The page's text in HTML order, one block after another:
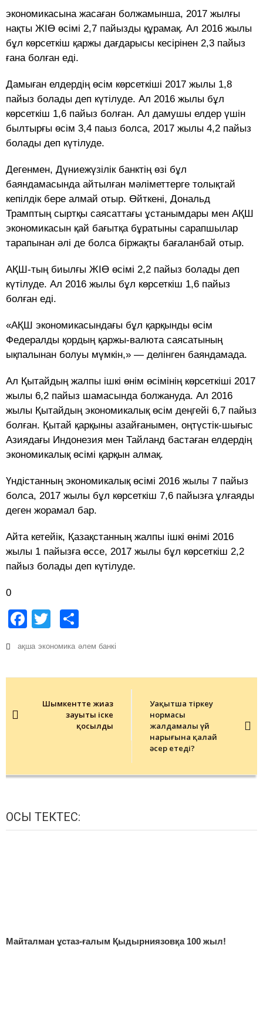
экономикасына жасаған болжамынша, 2017 жылғы
нақты ЖІӨ өсімі 2,7 пайызды құрамақ. Ал 2016 жылы
бұл көрсеткіш қаржы дағдарысы кесірінен 2,3 пайыз
ғана болған еді.
Дамыған елдердің өсім көрсеткіші 2017 жылы 1,8
пайыз болады деп күтілуде. Ал 2016 жылы бұл
көрсеткіш 1,6 пайыз болған. Ал дамушы елдер үшін
былтырғы өсім 3,4 паыз болса, 2017 жылы 4,2 пайыз
болады деп күтілуде.
Дегенмен, Дүниежүзілік банктің өзі бұл
баяндамасында айтылған мәліметтерге толықтай
кепілдік бере алмай отыр. Өйткені, Дональд
Трамптың сыртқы саясаттағы ұстанымдары мен АҚШ
экономикасын қай бағытқа бұратыны сарапшылар
тарапынан әлі де болса біржақты бағаланбай отыр.
АҚШ-тың биылғы ЖІӨ өсімі 2,2 пайыз болады деп
күтілуде. Ал 2016 жылы бұл көрсеткіш 1,6 пайыз
болған еді.
«АҚШ экономикасындағы бұл қарқынды өсім
Федералды қордың қаржы-валюта саясатының
ықпалынан болуы мүмкін,» — делінген баяндамада.
Ал Қытайдың жалпы ішкі өнім өсімінің көрсеткіші 2017
жылы 6,2 пайыз шамасында болжануда. Ал 2016
жылы Қытайдың экономикалық өсім деңгейі 6,7 пайыз
болған. Қытай қарқыны азайғанымен, оңтүстік-шығыс
Азиядағы Индонезия мен Тайланд бастаған елдердің
экономикалық өсімі қарқын алмақ.
Үндістанның экономикалық өсімі 2016 жылы 7 пайыз
болса, 2017 жылы бұл көрсеткіш 7,6 пайызға ұлғаяды
деген жорамал бар.
Айта кетейік, Қазақстанның жалпы ішкі өнімі 2016
жылы 1 пайызға өссе, 2017 жылы бұл көрсеткіш 2,2
пайыз болады деп күтілуде.
0
Facebook
Twitter
ақша экономика әлем банкі
navigationШымкентте жиһаз
зауыты іске
қосылды
Уақытша тіркеу
нормасы
жалдамалы үй
нарығына қалай
әсер етеді?
ОСЫ ТЕКТЕС:
Майталман ұстаз-ғалым Қыдырниязовқа 100 жыл!